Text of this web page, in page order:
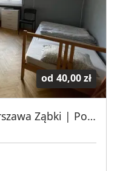
od 40,00 zł
Kwatery Pracownicze Warszawa Ząbki | Pokoje dla pracowników w Warszawie | Tanie Spanie Warszawa | Pokoje Pracownicze Warszawa | Kwatery dla Pracowników